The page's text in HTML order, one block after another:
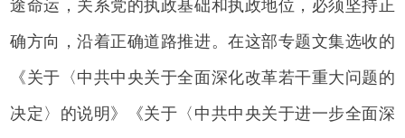
途命运，关系党的执政基础和执政地位，必须坚持正
确方向，沿着正确道路推进。在这部专题文集选收的
《关于〈中共中央关于全面深化改革若干重大问题的
决定〉的说明》《关于〈中共中央关于进一步全面深